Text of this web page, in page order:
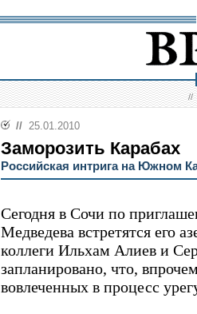
//
// 25.01.2010
Заморозить Карабах
Российская интрига на Южном
Сегодня в Сочи по
Медведева встретятся его
коллеги Ильхам Алиев и
запланировано, что,
вовлеченных в процесс